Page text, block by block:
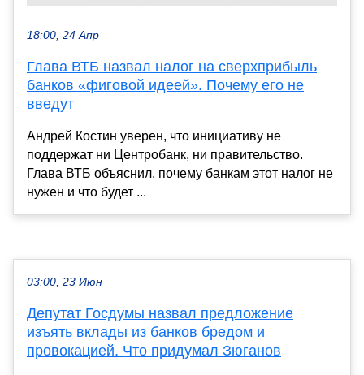
18:00, 24 Апр
Глава ВТБ назвал налог на сверхприбыль
банков «фиговой идеей». Почему его не
введут
Андрей Костин уверен, что инициативу не
поддержат ни Центробанк, ни правительство.
Глава ВТБ объяснил, почему банкам этот налог не
нужен и что будет ...
03:00, 23 Июн
Депутат Госдумы назвал предложение
изъять вклады из банков бредом и
провокацией. Что придумал Зюганов